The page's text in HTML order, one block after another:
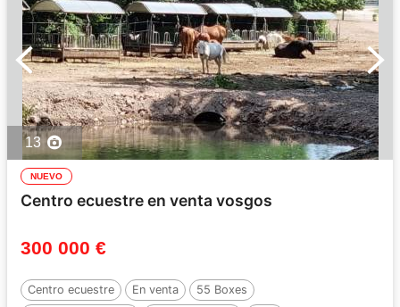
13
NUEVO
Centro ecuestre en venta vosgos
300 000 €
Centro ecuestre En venta
55 Boxes